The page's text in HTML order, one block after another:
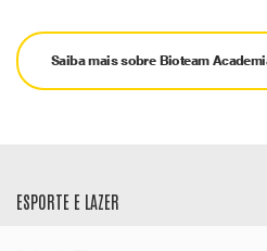
Saiba mais sobre Bioteam
ESPORTE E LAZER